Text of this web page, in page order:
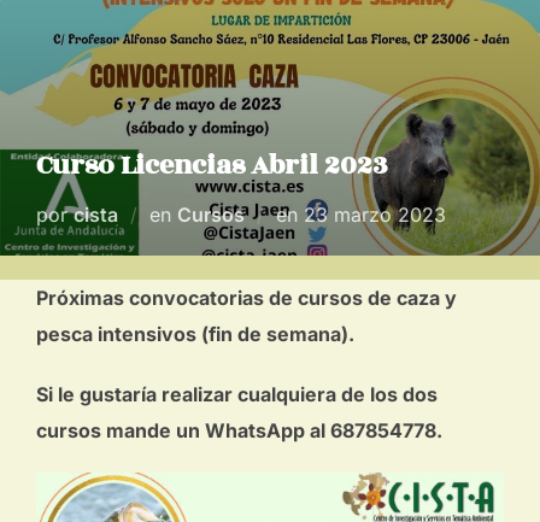
Curso Licencias Abril 2023
porcista en Cursos en Publicado
el
23 marzo 2023
Próximas convocatorias de cursos de caza y
pesca intensivos (fin de semana).
Si le gustaría realizar cualquiera de los dos
cursos mande un WhatsApp al 687854778.